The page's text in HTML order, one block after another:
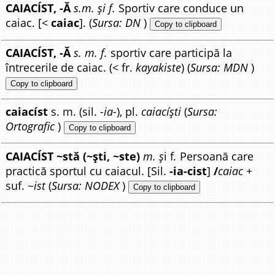
CAIACÍST, -Ă s.m. și f. Sportiv care conduce un
caiac. [<caiac]. (Sursa: DN ) Copy to clipboard
CAIACÍST, -Ă s. m. f. sportiv care participă la
întrecerile de caiac. (< fr.kayakiste) (Sursa: MDN )
Copy to clipboard
caiacíst s. m. (sil.-ia-), pl.caiacíști (Sursa:
Ortografic ) Copy to clipboard
CAIACÍST ~stă (~ști, ~ste) m. și f. Persoană care
practică sportul cu caiacul. [Sil.-ia-cist]/caiac +
suf. ~ist(Sursa: NODEX) Copy to clipboard